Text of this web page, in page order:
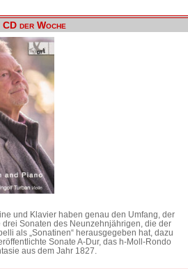
CD der Woche
und Klavier haben genau den Umfang, der
drei Sonaten des Neunzehnjährigen, die der
als „Sonatinen“ herausgegeben hat, dazu
Sonate A-Dur, das h-Moll-Rondo
aus dem Jahr 1827.